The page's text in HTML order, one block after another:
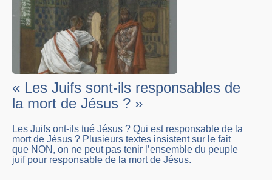
« Les Juifs sont-ils responsables de
la mort de Jésus ? »
Les Juifs ont-ils tué Jésus ? Qui est responsable de la
mort de Jésus ? Plusieurs textes insistent sur le fait
que NON, on ne peut pas tenir l’ensemble du peuple
juif pour responsable de la mort de Jésus.